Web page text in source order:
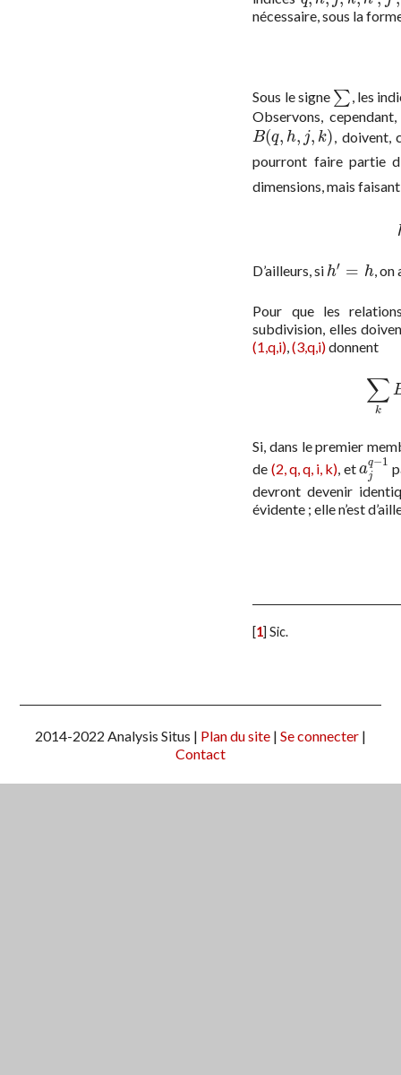
nécessaire, sous la
Sous le signe ∑
∑
, les
Observons,
B(q, h, j, k)
B(q,h ,j,k )
,
pourront faire partie
dimensions, mais
D’ailleurs, si h′ = h
h′= h , on
Pour que les
subdivision, elles
(1,q,i),(3,q,i)donnent
∑
k
Si, dans le premier
de (2, q, q, i, k) , etaq−1
j
ajq −1
devront devenir
évidente ; elle n’est
[1]Sic.
2014-2022 Analysis Situs | Plan du site | Se connecter |
Contact